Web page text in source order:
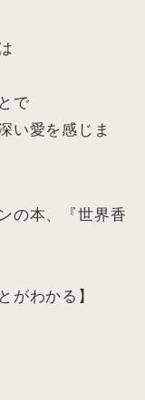
で
い愛を感じま
の本、『世界香
がわかる】